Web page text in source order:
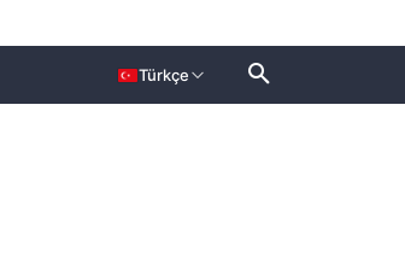
Türkçe